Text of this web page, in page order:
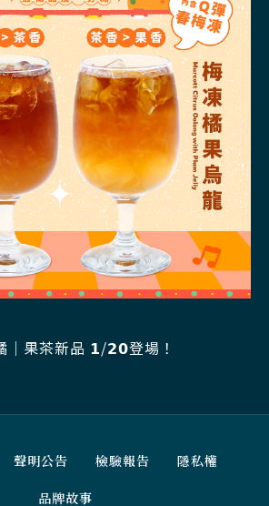
｜果茶新品 𝟭/𝟮𝟬登場！
聲明公告 檢驗報告 隱私權
品牌故事